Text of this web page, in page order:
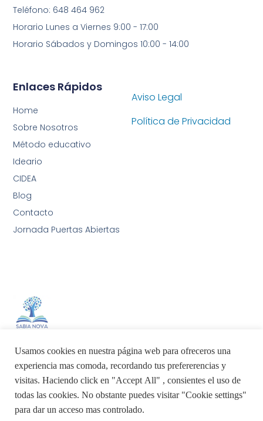
Aviso Legal
Política de Privacidad
Enlaces Rápidos
Home
Sobre Nosotros
Método educativo
Ideario
CIDEA
Blog
Contacto
Jornada Puertas Abiertas
Teléfono: 648 464 962
Horario Lunes a Viernes 9:00 - 17:00
Horario Sábados y Domingos 10:00 - 14:00
Usamos cookies en nuestra página web para ofreceros una
experiencia mas comoda, recordando tus prefererencias y
visitas. Haciendo click en "Accept All" , consientes el uso de
todas las cookies. No obstante puedes visitar "Cookie settings"
para dar un acceso mas controlado.